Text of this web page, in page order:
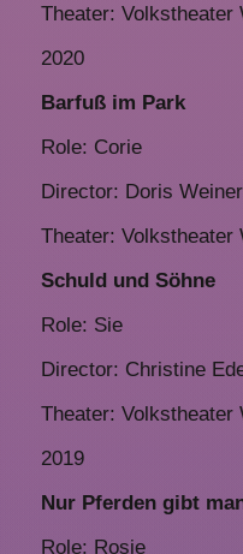
Theater: Volkstheater
2020
Barfuß im Park
Role: Corie
Director: Doris Weiner
Theater: Volkstheater
Schuld und Söhne
Role: Sie
Director: Christine
Theater: Volkstheater
2019
Nur Pferden gibt
Role: Rosie